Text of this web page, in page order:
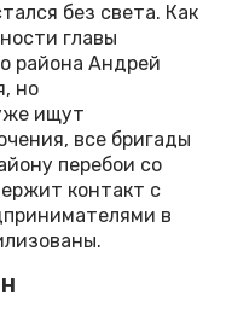
без света. Как
главы
района Андрей
но
ищут
все бригады
перебои со
контакт с
в